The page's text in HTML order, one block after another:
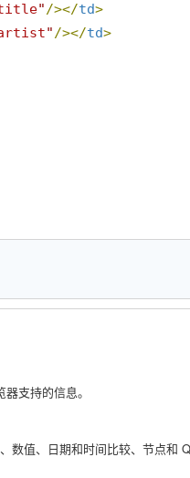
"/></td>
"/></td>
支持的信息。
值、日期和时间比较、节点和